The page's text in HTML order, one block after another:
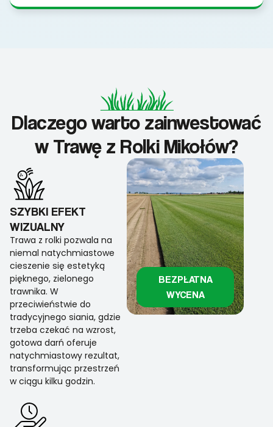
Dlaczego warto zainwestować
w Trawę z Rolki Mikołów?
SZYBKI EFEKT
WIZUALNY
Trawa z rolki pozwala na
niemal natychmiastowe
cieszenie się estetyką
pięknego, zielonego
trawnika. W
przeciwieństwie do
tradycyjnego siania, gdzie
trzeba czekać na wzrost,
gotowa darń oferuje
natychmiastowy rezultat,
transformując przestrzeń
w ciągu kilku godzin.
BEZPŁATNA
WYCENA